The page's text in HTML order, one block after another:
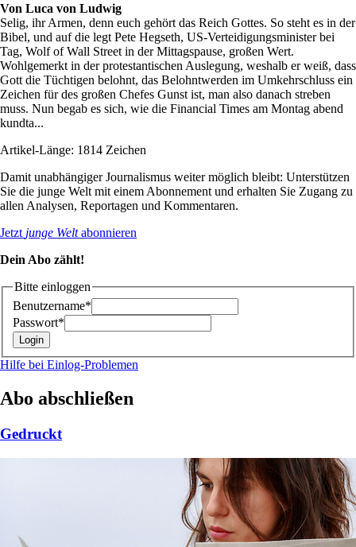
Von Luca von Ludwig
Selig, ihr Armen, denn euch gehört das Reich Gottes. So steht es in der
Bibel, und auf die legt Pete Hegseth, US-Verteidigungsminister bei
Tag, Wolf of Wall Street in der Mittagspause, großen Wert.
Wohlgemerkt in der protestantischen Auslegung, weshalb er weiß, dass
Gott die Tüchtigen belohnt, das Belohntwerden im Umkehrschluss ein
Zeichen für des großen Chefes Gunst ist, man also danach streben
muss. Nun begab es sich, wie die Financial Times am Montag abend
kundta...
Artikel-Länge: 1814 Zeichen
Damit unabhängiger Journalismus weiter möglich bleibt: Unterstützen
Sie die junge Welt mit einem Abonnement und erhalten Sie Zugang zu
allen Analysen, Reportagen und Kommentaren.
Jetzt junge Weltabonnieren
Dein Abo zählt!
Bitte einloggen
Benutzername*
Passwort*
Hilfe bei Einlog-Problemen
Abo abschließen
Gedruckt